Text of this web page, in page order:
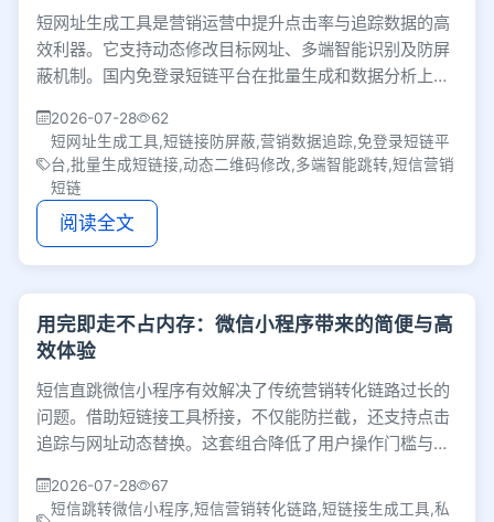
短网址生成工具是营销运营中提升点击率与追踪数据的高
效利器。它支持动态修改目标网址、多端智能识别及防屏
蔽机制。国内免登录短链平台在批量生成和数据分析上更
2026-07-28
62
短网址生成工具,短链接防屏蔽,营销数据追踪,免登录短链平
台,批量生成短链接,动态二维码修改,多端智能跳转,短信营销
短链
阅读全文
用完即走不占内存：微信小程序带来的简便与高
效体验
短信直跳微信小程序有效解决了传统营销转化链路过长的
问题。借助短链接工具桥接，不仅能防拦截，还支持点击
追踪与网址动态替换。这套组合降低了用户操作门槛与商
2026-07-28
67
短信跳转微信小程序,短信营销转化链路,短链接生成工具,私